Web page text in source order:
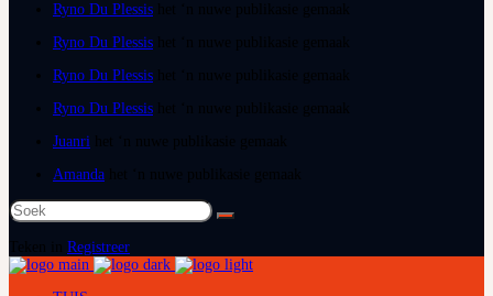
Ryno Du Plessis
Ryno Du Plessis
Ryno Du Plessis
Ryno Du Plessis
Juanri
Amanda
Soek
na:
Registreer